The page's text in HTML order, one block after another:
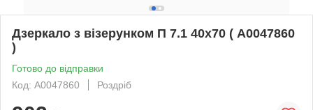
Дзеркало з візерунком П 7.1 40х70 ( А0047860
)
Готово до відправки
Код: А0047860
Роздріб